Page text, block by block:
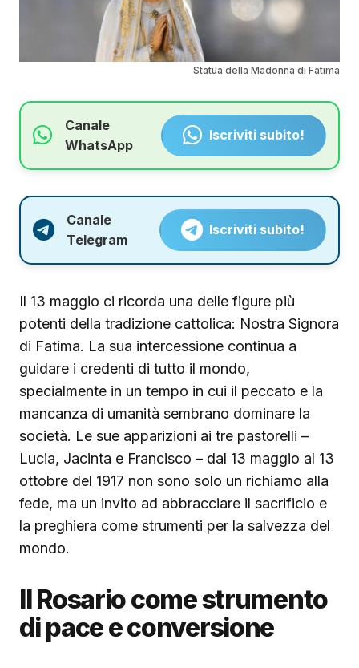
Statua della Madonna di Fatima
Canale
WhatsApp
Iscriviti subito!
Canale
Telegram
Iscriviti subito!
Il 13 maggio ci ricorda una delle figure più
potenti della tradizione cattolica: Nostra Signora
di Fatima. La sua intercessione continua a
guidare i credenti di tutto il mondo,
specialmente in un tempo in cui il peccato e la
mancanza di umanità sembrano dominare la
società. Le sue apparizioni ai tre pastorelli –
Lucia, Jacinta e Francisco – dal 13 maggio al 13
ottobre del 1917 non sono solo un richiamo alla
fede, ma un invito ad abbracciare il sacrificio e
la preghiera come strumenti per la salvezza del
mondo.
Il Rosario come strumento
di pace e conversione